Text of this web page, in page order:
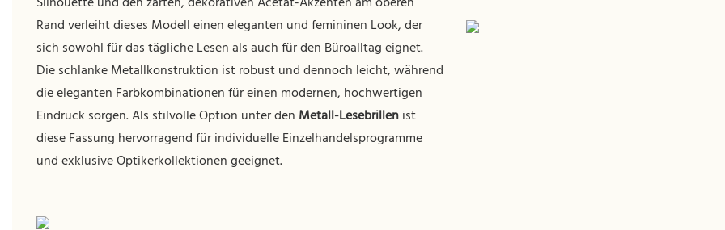
Rand verleiht dieses Modell einen eleganten und femininen Look, der
sich sowohl für das tägliche Lesen als auch für den Büroalltag eignet.
Die schlanke Metallkonstruktion ist robust und dennoch leicht, während
die eleganten Farbkombinationen für einen modernen, hochwertigen
Eindruck sorgen. Als stilvolle Option unter den Metall-Lesebrillenist
diese Fassung hervorragend für individuelle Einzelhandelsprogramme
und exklusive Optikerkollektionen geeignet.